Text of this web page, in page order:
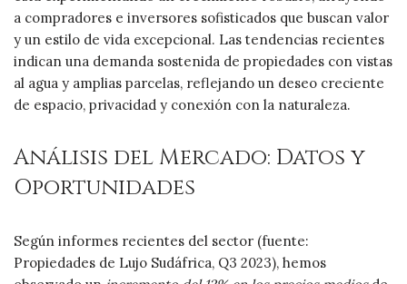
a compradores e inversores sofisticados que buscan valor
y un estilo de vida excepcional. Las tendencias recientes
indican una demanda sostenida de propiedades con vistas
al agua y amplias parcelas, reflejando un deseo creciente
de espacio, privacidad y conexión con la naturaleza.
Análisis del Mercado: Datos y
Oportunidades
Según informes recientes del sector (fuente:
Propiedades de Lujo Sudáfrica, Q3 2023), hemos